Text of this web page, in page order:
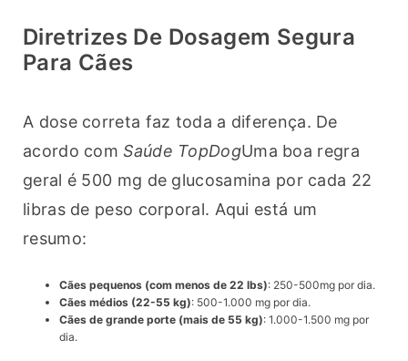
Diretrizes De Dosagem Segura
Para Cães
A dose correta faz toda a diferença. De
acordo com Saúde TopDogUma boa regra
geral é 500 mg de glucosamina por cada 22
libras de peso corporal. Aqui está um
resumo:
Cães pequenos (com menos de 22 lbs): 250-500mg por dia.
Cães médios (22-55 kg): 500-1.000 mg por dia.
Cães de grande porte (mais de 55 kg): 1.000-1.500 mg por
dia.